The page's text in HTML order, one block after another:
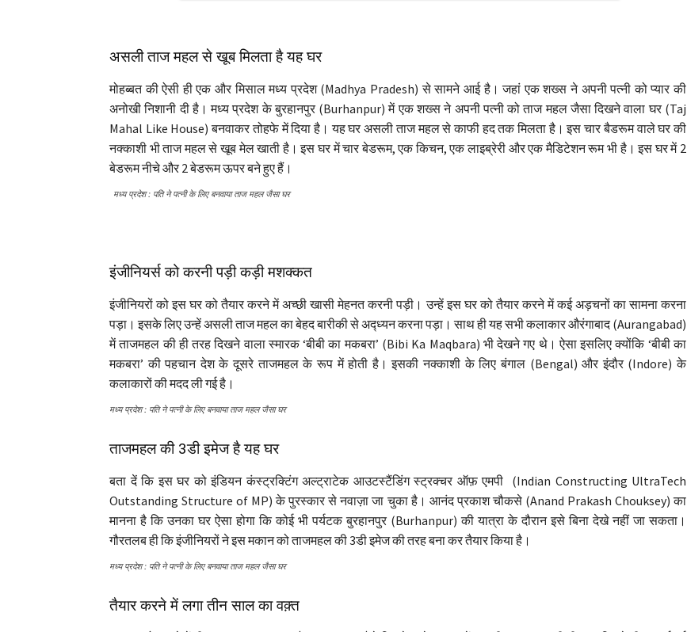
असली ताज महल से खूब मिलता है यह घर
मोहब्बत की ऐसी ही एक और मिसाल मध्य प्रदेश (Madhya Pradesh) से सामने आई है। जहां एक शख्स ने अपनी पत्नी को प्यार की
अनोखी निशानी दी है। मध्य प्रदेश के बुरहानपुर (Burhanpur) में एक शख्स ने अपनी पत्नी को ताज महल जैसा दिखने वाला घर (Taj
Mahal Like House) बनवाकर तोहफे में दिया है। यह घर असली ताज महल से काफी हद तक मिलता है। इस चार बैडरूम वाले घर की
नक्काशी भी ताज महल से खूब मेल खाती है। इस घर में चार बेडरूम, एक किचन, एक लाइब्रेरी और एक मैडिटेशन रूम भी है। इस घर में 2
बेडरूम नीचे और 2 बेडरूम ऊपर बने हुए हैं।
मध्य प्रदेश : पति ने पत्नी के लिए बनवाया ताज महल जैसा घर
इंजीनियर्स को करनी पड़ी कड़ी मशक्कत
इंजीनियरों को इस घर को तैयार करने में अच्छी खासी मेहनत करनी पड़ी। उन्हें इस घर को तैयार करने में कई अड़चनों का सामना करना
पड़ा। इसके लिए उन्हें असली ताज महल का बेहद बारीकी से अद्ध्यन करना पड़ा। साथ ही यह सभी कलाकार औरंगाबाद (Aurangabad)
में ताजमहल की ही तरह दिखने वाला स्मारक ‘बीबी का मकबरा’ (Bibi Ka Maqbara) भी देखने गए थे। ऐसा इसलिए क्योंकि ‘बीबी का
मकबरा’ की पहचान देश के दूसरे ताजमहल के रूप में होती है। इसकी नक्काशी के लिए बंगाल (Bengal) और इंदौर (Indore) के
कलाकारों की मदद ली गई है।
मध्य प्रदेश : पति ने पत्नी के लिए बनवाया ताज महल जैसा घर
ताजमहल की 3डी इमेज है यह घर
बता दें कि इस घर को इंडियन कंस्ट्रक्टिंग अल्ट्राटेक आउटस्टैंडिंग स्ट्रक्चर ऑफ़ एमपी (Indian Constructing UltraTech
Outstanding Structure of MP) के पुरस्कार से नवाज़ा जा चुका है। आनंद प्रकाश चौकसे (Anand Prakash Chouksey) का
मानना ​​है कि उनका घर ऐसा होगा कि कोई भी पर्यटक बुरहानपुर (Burhanpur) की यात्रा के दौरान इसे बिना देखे नहीं जा सकता।
गौरतलब ही कि इंजीनियरों ने इस मकान को ताजमहल की 3डी इमेज की तरह बना कर तैयार किया है।
मध्य प्रदेश : पति ने पत्नी के लिए बनवाया ताज महल जैसा घर
तैयार करने में लगा तीन साल का वक़्त